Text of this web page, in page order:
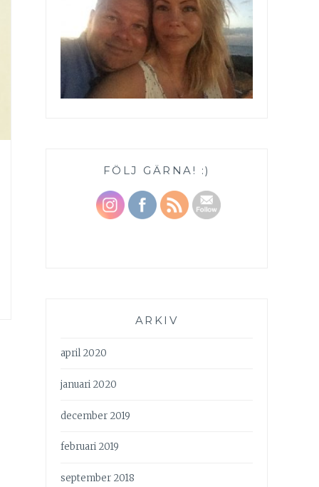
FÖLJ GÄRNA! :)
ARKIV
april 2020
januari 2020
december 2019
februari 2019
september 2018